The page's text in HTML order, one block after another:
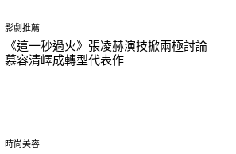
影劇推薦
《這一秒過火》張凌赫演技掀兩極討論
慕容清嶧成轉型代表作
時尚美容